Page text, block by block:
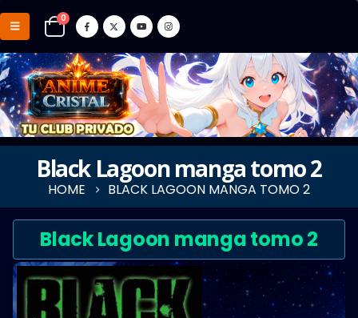
0
Black Lagoon manga tomo 2
HOME BLACK LAGOON MANGA TOMO 2
Black Lagoon manga tomo 2